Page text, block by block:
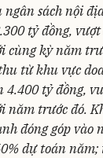
ngân sách nội
tỷ đồng,
cùng kỳ năm
từ khu vực
4.400 tỷ đồng,
năm trước đó.
đóng góp vào
dự toán năm;